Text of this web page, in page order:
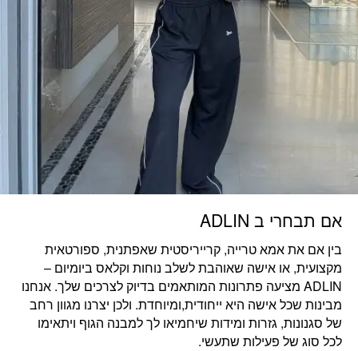
אם תבחרי ב ADLIN
בין אם אתאמא טרייה, קרייריסטית שאפתנית, ספורטאית
מקצועית, או אישה שאוהבת לשלב נוחות וקלאס ביומיום –
ADLIN מציעה פתרונות המותאמים בדיוק לצרכים שלך. אנחנו
מבינות שכל אישה היא ייחודית,ומיוחדת. ולכן יצרנו מגוון רחב
של סגנונות, גזרות ומידות שיחמיאו לך למבנה הגוף ויתאימו
לכל סוג של פעילות שתעשי.